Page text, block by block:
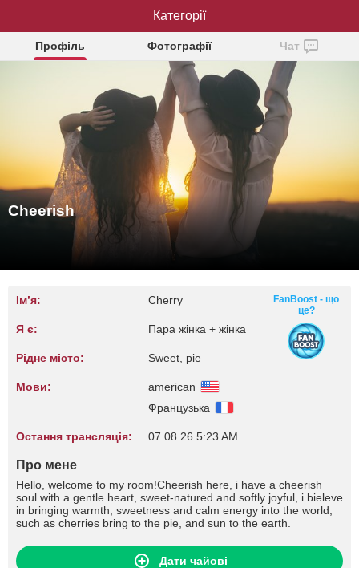
Cheerish
Профіль Фотографії Чат
Cheerish
Ім’я: Cherry
Я є: Пара жінка + жінка
Рідне місто: Sweet, pie
Мови:
american
Французька
Остання трансляція: 07.08.26 5:23 AM
FanBoost - що
це?
Про мене
Hello, welcome to my room!Cheerish here, i have a cheerish
soul with a gentle heart, sweet-natured and softly joyful, i bieleve
in bringing warmth, sweetness and calm energy into the world,
such as cherries bring to the pie, and sun to the earth.
Дати чайові
Категорії